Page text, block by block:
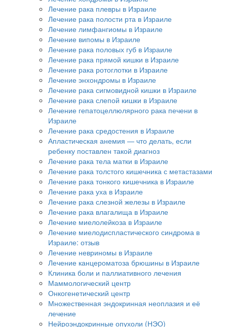
Лечение рака плевры в Израиле
Лечение рака полости рта в Израиле
Лечение лимфангиомы в Израиле
Лечение випомы в Израиле
Лечение рака половых губ в Израиле
Лечение рака прямой кишки в Израиле
Лечение рака ротоглотки в Израиле
Лечение энхондромы в Израиле
Лечение рака сигмовидной кишки в Израиле
Лечение рака слепой кишки в Израиле
Лечение гепатоцеллюлярного рака печени в
Израиле
Лечение рака средостения в Израиле
Апластическая анемия — что делать, если
ребенку поставлен такой диагноз
Лечение рака тела матки в Израиле
Лечение рака толстого кишечника с метастазами
Лечение рака тонкого кишечника в Израиле
Лечение рака уха в Израиле
Лечение рака слезной железы в Израиле
Лечение рака влагалища в Израиле
Лечение миелолейкоза в Израиле
Лечение миелодиспластического синдрома в
Израиле: отзыв
Лечение невриномы в Израиле
Лечение канцероматоза брюшины в Израиле
Клиника боли и паллиативного лечения
Маммологический центр
Онкогенетический центр
Множественная эндокринная неоплазия и её
лечение
Нейроэндокринные опухоли (НЭО)